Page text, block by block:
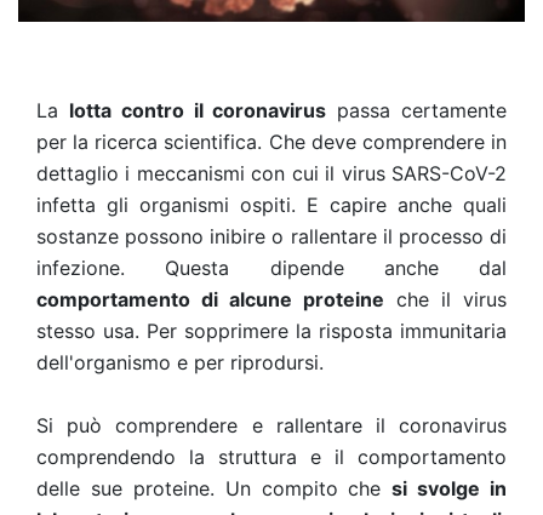
La lotta contro il coronavirus passa certamente
per la ricerca scientifica. Che deve comprendere in
dettaglio i meccanismi con cui il virus SARS-CoV-2
infetta gli organismi ospiti. E capire anche quali
sostanze possono inibire o rallentare il processo di
infezione. Questa dipende anche dal
comportamento di alcune proteine che il virus
stesso usa. Per sopprimere la risposta immunitaria
dell'organismo e per riprodursi.
Si può comprendere e rallentare il coronavirus
comprendendo la struttura e il comportamento
delle sue proteine. Un compito chesi svolge in